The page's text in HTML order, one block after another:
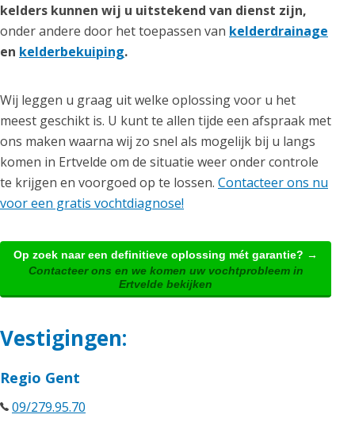
kelders kunnen wij u uitstekend van dienst zijn,
onder andere door het toepassen van kelderdrainage
en kelderbekuiping.
Wij leggen u graag uit welke oplossing voor u het
meest geschikt is. U kunt te allen tijde een afspraak met
ons maken waarna wij zo snel als mogelijk bij u langs
komen in Ertvelde om de situatie weer onder controle
te krijgen en voorgoed op te lossen. Contacteer ons nu
voor een gratis vochtdiagnose!
Op zoek naar een definitieve oplossing mét garantie? →
Contacteer ons en we komen uw vochtprobleem in
Ertvelde bekijken
Vestigingen:
Regio Gent
09/279.95.70